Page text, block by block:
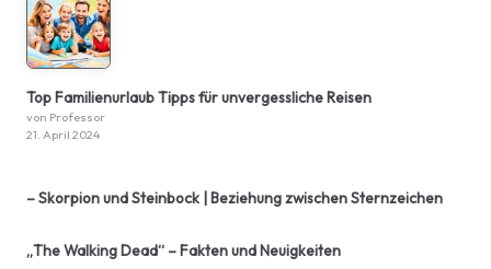
Top Familienurlaub Tipps für unvergessliche Reisen
von Professor
21. April 2024
– Skorpion und Steinbock | Beziehung zwischen Sternzeichen
„The Walking Dead“ – Fakten und Neuigkeiten